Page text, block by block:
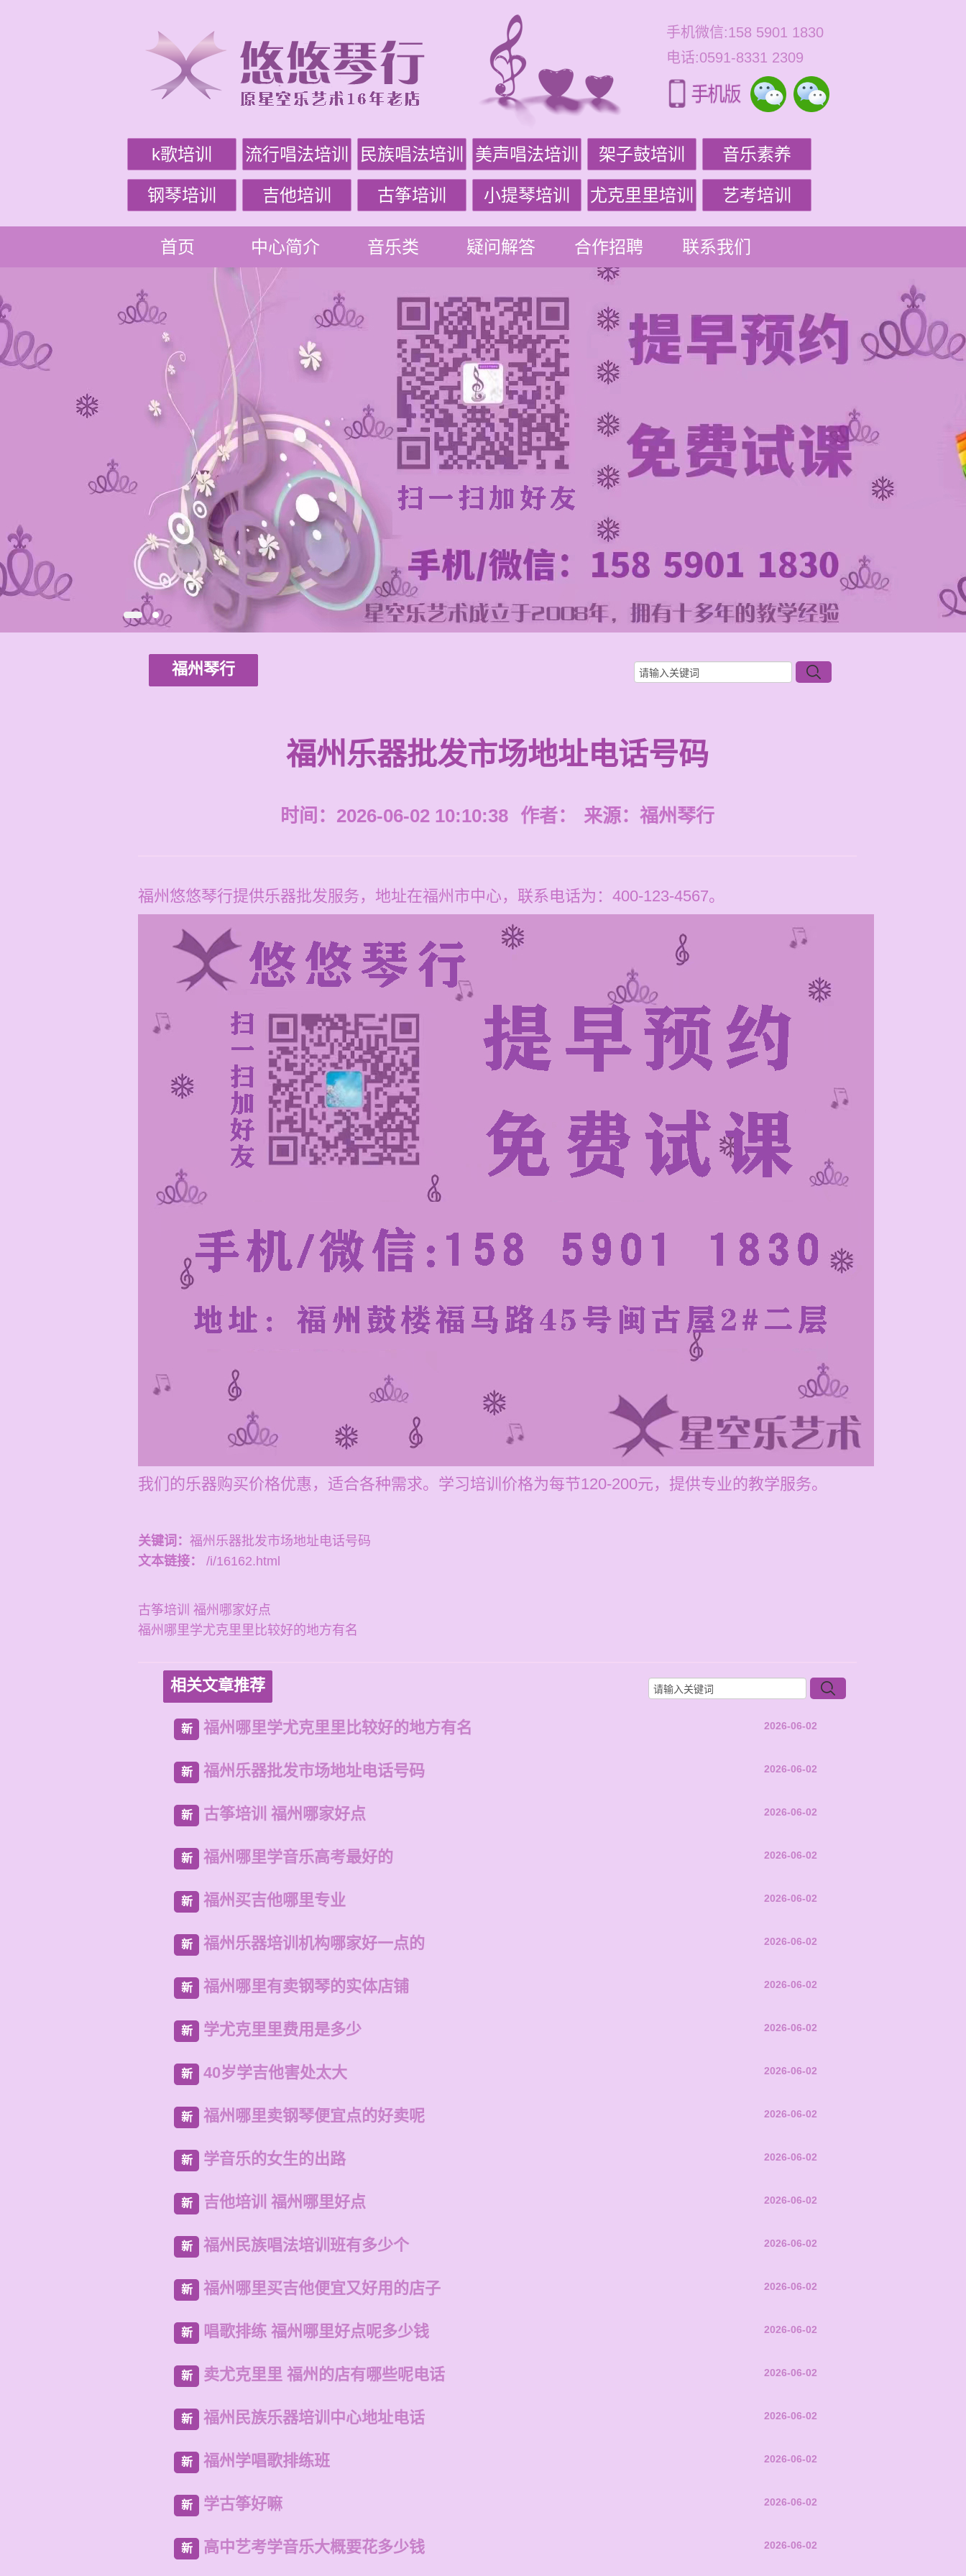
手机微信:158 5901 1830
电话:0591-8331 2309
k歌培训 流行唱法培训 民族唱法培训 美声唱法培训 架子鼓培训 音乐素养
钢琴培训 吉他培训 古筝培训 小提琴培训 尤克里里培训 艺考培训
首页 中心简介 音乐类 疑问解答 合作招聘 联系我们
福州琴行
福州乐器批发市场地址电话号码
时间：2026-06-02 10:10:38 作者： 来源： 福州琴行
福州悠悠琴行提供乐器批发服务，地址在福州市中心，联系电话为：400-123-4567。
我们的乐器购买价格优惠，适合各种需求。学习培训价格为每节120-200元，提供专业的教学服务。
关键词： 福州乐器批发市场地址电话号码
文本链接：
/i/16162.html
古筝培训 福州哪家好点
福州哪里学尤克里里比较好的地方有名
相关文章推荐
新 福州哪里学尤克里里比较好的地方有名 2026-06-02
新 福州乐器批发市场地址电话号码 2026-06-02
新 古筝培训 福州哪家好点 2026-06-02
新 福州哪里学音乐高考最好的 2026-06-02
新 福州买吉他哪里专业 2026-06-02
新 福州乐器培训机构哪家好一点的 2026-06-02
新 福州哪里有卖钢琴的实体店铺 2026-06-02
新 学尤克里里费用是多少 2026-06-02
新 40岁学吉他害处太大 2026-06-02
新 福州哪里卖钢琴便宜点的好卖呢 2026-06-02
新 学音乐的女生的出路 2026-06-02
新 吉他培训 福州哪里好点 2026-06-02
新 福州民族唱法培训班有多少个 2026-06-02
新 福州哪里买吉他便宜又好用的店子 2026-06-02
新 唱歌排练 福州哪里好点呢多少钱 2026-06-02
新 卖尤克里里 福州的店有哪些呢电话 2026-06-02
新 福州民族乐器培训中心地址电话 2026-06-02
新 福州学唱歌排练班 2026-06-02
新 学古筝好嘛 2026-06-02
新 高中艺考学音乐大概要花多少钱 2026-06-02